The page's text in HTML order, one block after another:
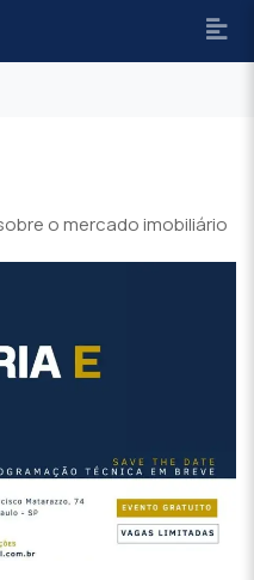
o mercado imobiliário